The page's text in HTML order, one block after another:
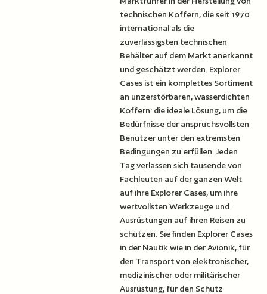
technischen Koffern, die seit 1970
international als die
zuverlässigsten technischen
Behälter auf dem Markt anerkannt
und geschätzt werden. Explorer
Cases ist ein komplettes Sortiment
an unzerstörbaren, wasserdichten
Koffern: die ideale Lösung, um die
Bedürfnisse der anspruchsvollsten
Benutzer unter den extremsten
Bedingungen zu erfüllen. Jeden
Tag verlassen sich tausende von
Fachleuten auf der ganzen Welt
auf ihre Explorer Cases, um ihre
wertvollsten Werkzeuge und
Ausrüstungen auf ihren Reisen zu
schützen. Sie finden Explorer Cases
in der Nautik wie in der Avionik, für
den Transport von elektronischer,
medizinischer oder militärischer
Ausrüstung, für den Schutz